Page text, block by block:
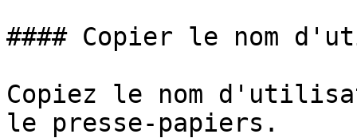
#### Copier le nom
Copiez le nom
le presse-papiers.